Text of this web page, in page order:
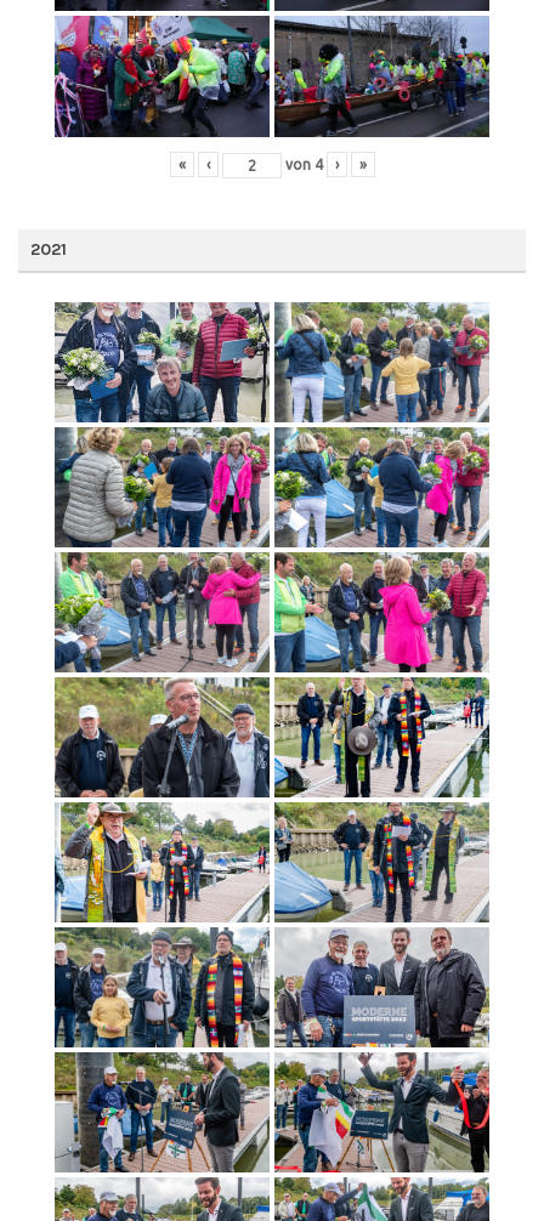
« ‹ von 4 › »
2021